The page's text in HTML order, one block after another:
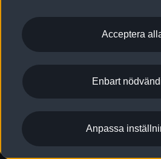
2G/3G nätet stängs ned - Hur
Nyhetsbrev
Vårt hållbarhetsarbete
Lediga tjänster huvudkontor
Lediga tjänster hos Audi
Kommentar till mediauppgifter
Anpassa inställningar för cookies
Visselblåsarkanaler
Acceptera
Enbart
Anpassa